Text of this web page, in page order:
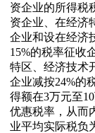
资企业的所得税
资企业、在经济
企业和设在经济
15%的税率征收
特区、经济技术
企业减按24%的
得额在3万元至
优惠税率，从而
业平均实际税负